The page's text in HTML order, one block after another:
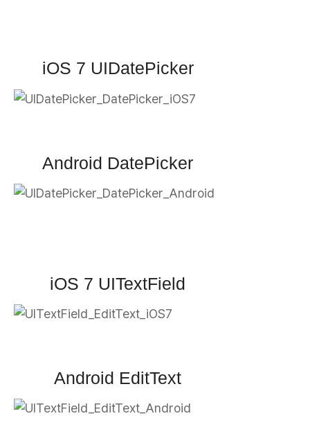
iOS 7 UIDatePicker
Android DatePicker
iOS 7 UITextField
Android EditText